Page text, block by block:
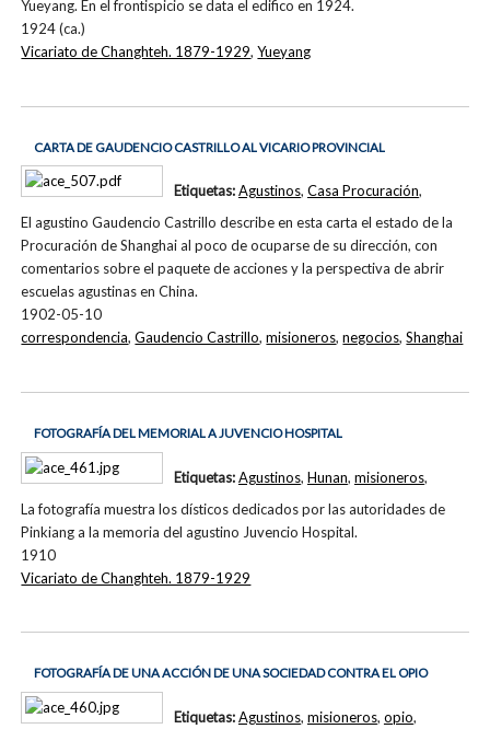
Yueyang. En el frontispicio se data el edifico en 1924.
1924 (ca.)
Vicariato de Changhteh. 1879-1929,Yueyang
CARTA DE GAUDENCIO CASTRILLO AL VICARIO PROVINCIAL
El agustino Gaudencio Castrillo describe en esta carta el estado de la
Procuración de Shanghai al poco de ocuparse de su dirección, con
comentarios sobre el paquete de acciones y la perspectiva de abrir
escuelas agustinas en China.
1902-05-10
Etiquetas:Agustinos, Casa Procuración,
correspondencia,Gaudencio Castrillo,misioneros,negocios,Shanghai
FOTOGRAFÍA DEL MEMORIAL A JUVENCIO HOSPITAL
La fotografía muestra los dísticos dedicados por las autoridades de
Pinkiang a la memoria del agustino Juvencio Hospital.
1910
Etiquetas:Agustinos, Hunan, misioneros,
Vicariato de Changhteh. 1879-1929
FOTOGRAFÍA DE UNA ACCIÓN DE UNA SOCIEDAD CONTRA EL OPIO
Etiquetas:Agustinos, misioneros, opio,